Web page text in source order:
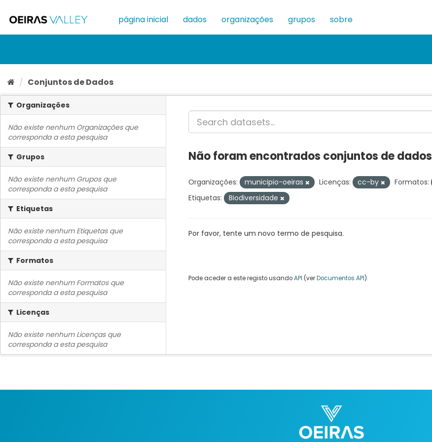
para
conteúdo
página inicial dados organizações grupos sobre
Conjuntos de Dados
Organizações
Não existe nenhum Organizações que
corresponda a esta pesquisa
Grupos
Não existe nenhum Grupos que
corresponda a esta pesquisa
Etiquetas
Não existe nenhum Etiquetas que
corresponda a esta pesquisa
Formatos
Não existe nenhum Formatos que
corresponda a esta pesquisa
Licenças
Não existe nenhum Licenças que
corresponda a esta pesquisa
Não foram encontrados conjuntos de dados
Organizações: municipio-oeiras Licenças: cc-by Formatos:
Etiquetas:
Biodiversidade
Por favor, tente um novo termo de pesquisa.
Pode aceder a este registo usandoAPI (verDocumentos API).